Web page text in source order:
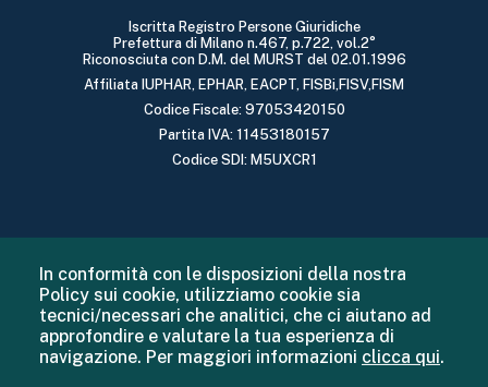
Iscritta Registro Persone Giuridiche
Prefettura di Milano n.467, p.722, vol.2°
Riconosciuta con D.M. del MURST del 02.01.1996
Affiliata IUPHAR, EPHAR, EACPT, FISBi,FISV,FISM
Codice Fiscale: 97053420150
Partita IVA: 11453180157
Codice SDI: M5UXCR1
In conformità con le disposizioni della nostra
Policy sui cookie, utilizziamo cookie sia
tecnici/necessari che analitici, che ci aiutano ad
approfondire e valutare la tua esperienza di
navigazione. Per maggiori informazioni clicca qui.